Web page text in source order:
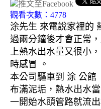
觀看次數：4778
涂先生 來電說家裡的
過兩分鐘後才會正常
上熱水出水量又很小
時感冒 。
本公司驅車到 涂 公館
布滿泥垢，熱水出水
一開始水頭管路就流